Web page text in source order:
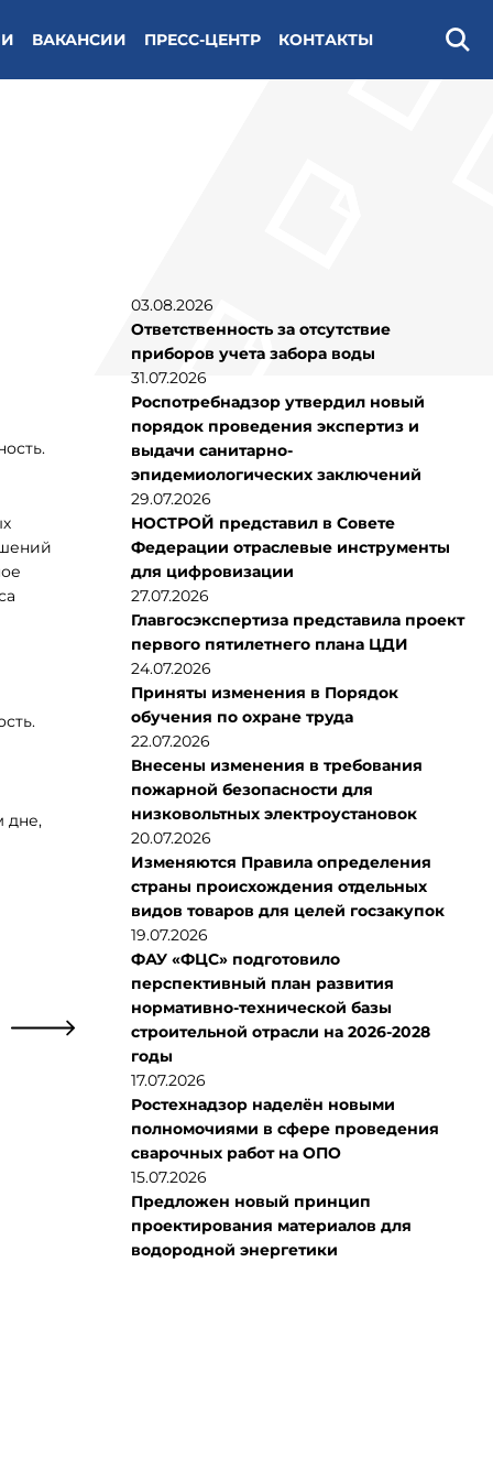
ВАКАНСИИ ПРЕСС-ЦЕНТР КОНТАКТЫ
дне,
03.08.2026
Ответственность за отсутствие
приборов учета забора воды
31.07.2026
Роспотребнадзор утвердил новый
порядок проведения экспертиз и
выдачи санитарно-
эпидемиологических заключений
29.07.2026
НОСТРОЙ представил в Совете
Федерации отраслевые инструменты
для цифровизации
27.07.2026
Главгосэкспертиза представила проект
первого пятилетнего плана ЦДИ
24.07.2026
Приняты изменения в Порядок
обучения по охране труда
22.07.2026
Внесены изменения в требования
пожарной безопасности для
низковольтных электроустановок
20.07.2026
Изменяются Правила определения
страны происхождения отдельных
видов товаров для целей госзакупок
19.07.2026
ФАУ «ФЦС» подготовило
перспективный план развития
нормативно-технической базы
строительной отрасли на 2026-2028
годы
17.07.2026
Ростехнадзор наделён новыми
полномочиями в сфере проведения
сварочных работ на ОПО
15.07.2026
Предложен новый принцип
проектирования материалов для
водородной энергетики